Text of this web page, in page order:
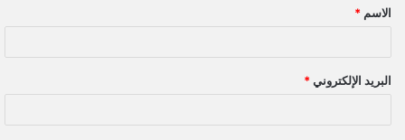
*
الاسم *
البريد الإلكتروني *